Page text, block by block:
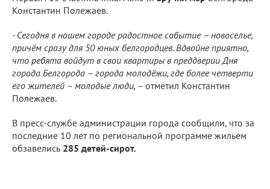
Константин Полежаев.
- Сегодня в нашем городе радостное событие – новоселье,
причём сразу для 50 юных белгородцев. Вдвойне приятно,
что ребята войдут в свои квартиры в преддверии Дня
города Белгорода – города молодёжи, где более четверти
его жителей – молодые люди, – отметил Константин
Полежаев.
В пресс-службе администрации города сообщили, что за
последние 10 лет по региональной программе жильем
обзавелись 285 детей-сирот.